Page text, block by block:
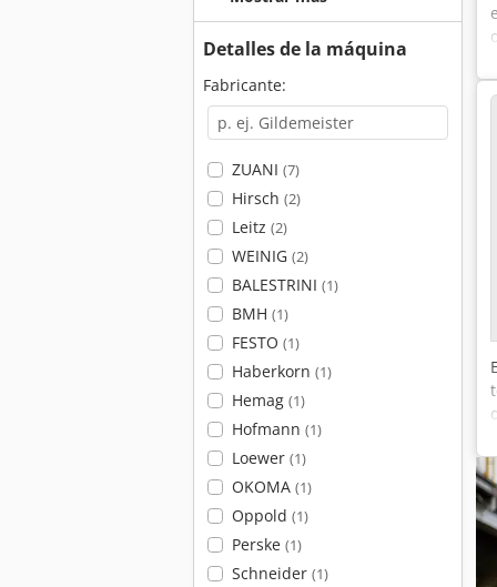
Detalles de la máquina
Fabricante:
ZUANI (7)
Hirsch (2)
Leitz (2)
WEINIG (2)
BALESTRINI (1)
BMH (1)
FESTO (1)
Haberkorn (1)
Hemag (1)
Hofmann (1)
Loewer (1)
OKOMA (1)
Oppold (1)
Perske (1)
Schneider (1)